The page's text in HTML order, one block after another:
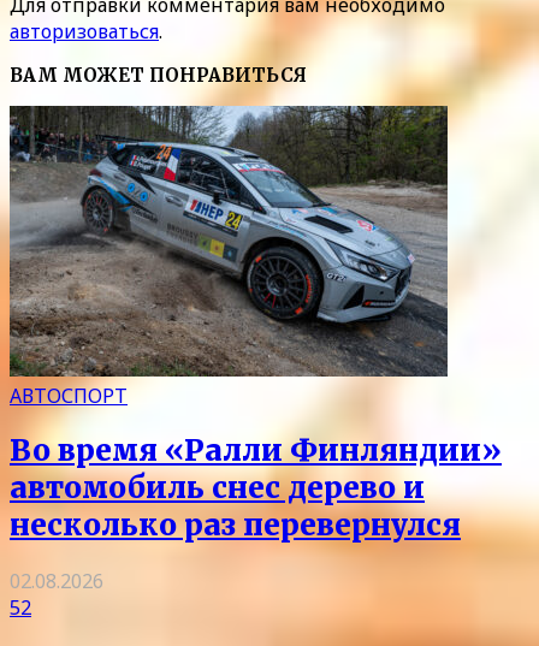
авторизоваться.
ВАМ МОЖЕТ ПОНРАВИТЬСЯ
АВТОСПОРТ
Во время «Ралли Финляндии»
автомобиль снес дерево и
несколько раз перевернулся
02.08.2026
52